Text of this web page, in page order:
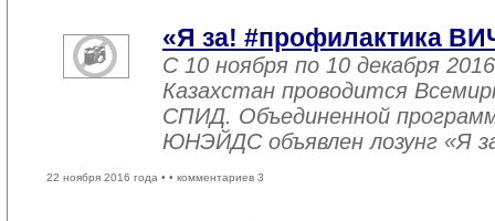
«Я за! #профилактика
С 10 ноября по 10 декабря
Казахстан проводится
СПИД. Объединенной
ЮНЭЙДС объявлен лозунг «Я
22 ноября 2016 года • • комментариев 3